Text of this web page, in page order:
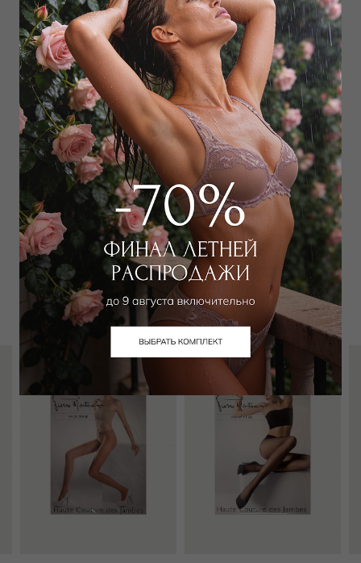
Определить размер
Наличие в магазинах
Добавитьв корзину
Добавить в избранное
Забронировать в магазине
Вам может подойти